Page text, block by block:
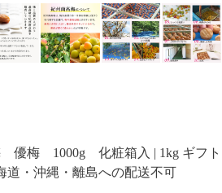
優梅 1000g 化粧箱入 | 1kg ギフト
・沖縄・離島への配送不可